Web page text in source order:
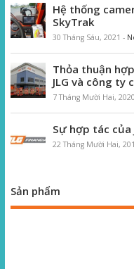
Hệ thống
SkyTrak
30 Tháng Sáu, 2021 -
Thỏa thuận
JLG và công ty
7 Tháng Mười Hai, 2020
Sự hợp tác của
22 Tháng Mười Hai,
Sản phẩm